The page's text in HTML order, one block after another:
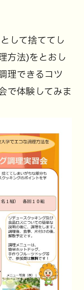
して捨ててし
方法)をとおし
理できるコツ
で体験してみま